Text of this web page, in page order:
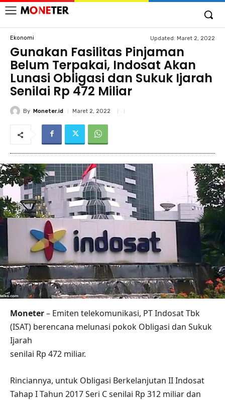
Ekonomi Updated: Maret 2, 2022
Gunakan Fasilitas Pinjaman
Belum Terpakai, Indosat Akan
Lunasi Obligasi dan Sukuk Ijarah
Senilai Rp 472 Miliar
By Moneter.id Maret 2, 2022
Moneter– Emiten telekomunikasi, PT Indosat Tbk
(ISAT) berencana melunasi pokok Obligasi dan Sukuk
Ijarah
senilai Rp 472 miliar.
Rinciannya, untuk Obligasi Berkelanjutan II Indosat
Tahap I Tahun 2017 Seri C senilai Rp 312 miliar dan